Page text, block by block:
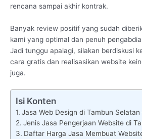
rencana sampai akhir kontrak.
Banyak review positif yang sudah
kami yang optimal dan penuh
Jadi tunggu apalagi, silakan berdiskusi
cara gratis dan realisasikan website
juga.
Isi Konten
Jasa Web Design di Tambun Selatan
Jenis Jasa Pengerjaan Website di
Daftar Harga Jasa Membuat